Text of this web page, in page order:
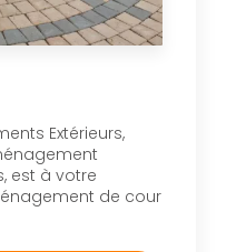
Extérieurs,
est à votre
de cour